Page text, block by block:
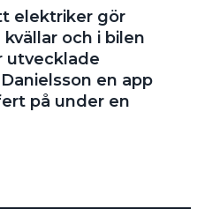
elektriker gör
och i bilen
utvecklade
en app
på under en